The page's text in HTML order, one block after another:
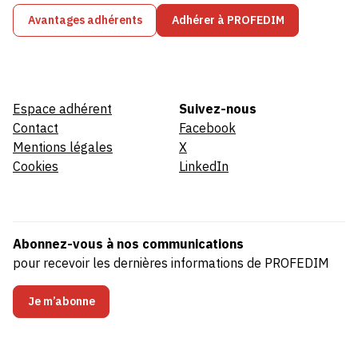
Avantages adhérents Adhérer à PROFEDIM
Espace adhérent
Contact
Mentions légales
Cookies
Suivez-nous
Facebook
X
LinkedIn
Abonnez-vous à nos communications
pour recevoir les dernières informations de PROFEDIM
Je m’abonne